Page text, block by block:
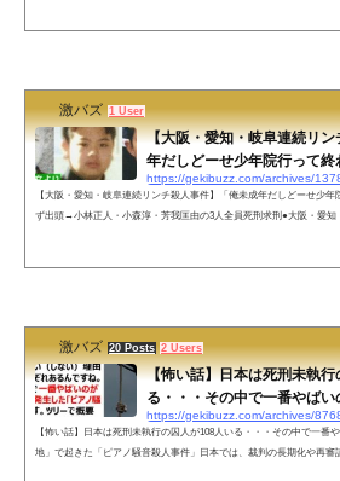
激バズ 1 User
【大阪・愛知・岐阜連続リ
年だしどーせ少年院行って終
https://gekibuzz.com/archives/
【大阪・愛知・岐阜連続リンチ殺人事件】「俺未成年だしどーせ少
ず出頭→小林正人・小森淳・芳我匡由の3人全員死刑求刑●大阪・愛知
激バズ 20 Posts 2 Users
【怖い話】日本は死刑未執
る・・・その中で一番やば
https://gekibuzz.com/archives/
【怖い話】日本は死刑未執行の囚人が108人いる・・・その中で一番
地」で起きた「ピアノ騒音殺人事件」日本では、裁判の長期化や再審